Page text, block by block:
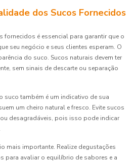
dos Sucos Fornecidos
fornecidos é essencial para garantir que o
seu negócio e seus clientes esperam. O
do suco. Sucos naturais devem ter
sem sinais de descarte ou separação
suco também é um indicativo de sua
um cheiro natural e fresco. Evite sucos
desagradáveis, pois isso pode indicar
mais importante. Realize degustações
para avaliar o equilíbrio de sabores e a